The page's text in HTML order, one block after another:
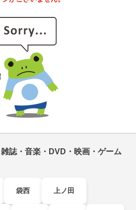
誌・音楽・DVD・映画・ゲーム
袋西 上ノ田